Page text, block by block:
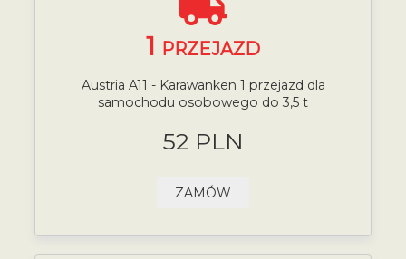
1 PRZEJAZD
Austria A11 - Karawanken 1 przejazd dla
samochodu osobowego do 3,5 t
52 PLN
ZAMÓW